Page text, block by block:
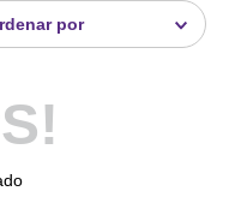
por